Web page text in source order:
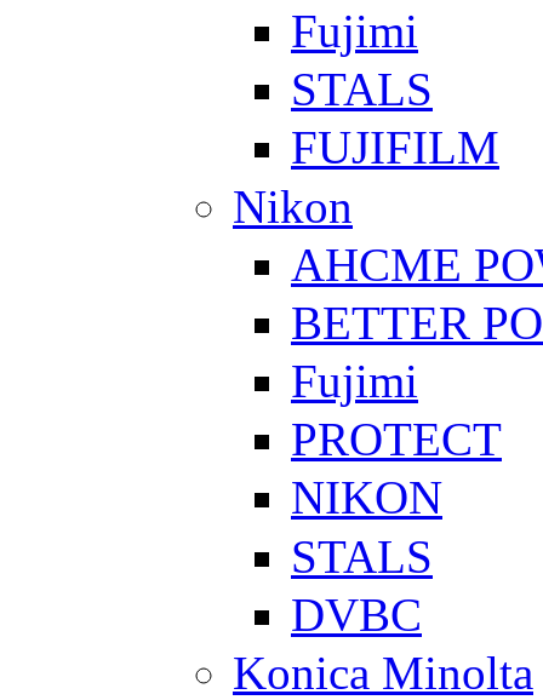
Fujimi
STALS
FUJIFILM
Nikon
AHCME
BETTER
Fujimi
PROTECT
NIKON
STALS
DVBC
Konica Minolta